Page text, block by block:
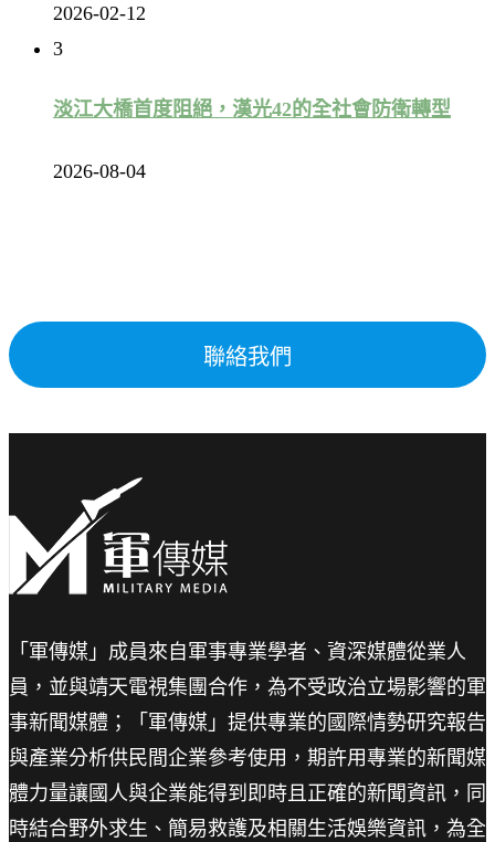
2026-02-12
3
淡江大橋首度阻絕，漢光42的全社會防衛轉型
2026-08-04
聯絡我們
「軍傳媒」成員來自軍事專業學者、資深媒體從業人
員，並與靖天電視集團合作，為不受政治立場影響的軍
事新聞媒體；「軍傳媒」提供專業的國際情勢研究報告
與產業分析供民間企業參考使用，期許用專業的新聞媒
體力量讓國人與企業能得到即時且正確的新聞資訊，同
時結合野外求生、簡易救護及相關生活娛樂資訊，為全